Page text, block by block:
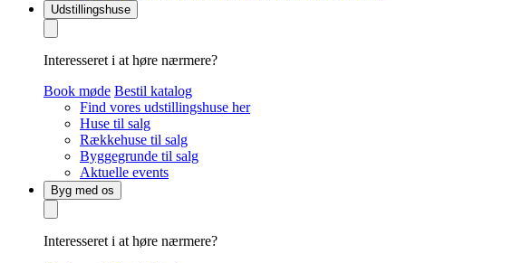
Udstillingshuse
Interesseret i at høre nærmere?
Book møde Bestil katalog
Find vores udstillingshuse her
Huse til salg
Rækkehuse til salg
Byggegrunde til salg
Aktuelle events
Byg med os
Interesseret i at høre nærmere?